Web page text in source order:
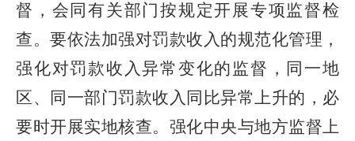
督，会同有关部门按规定开展专项监督检
查。要依法加强对罚款收入的规范化管理，
强化对罚款收入异常变化的监督，同一地
区、同一部门罚款收入同比异常上升的，必
要时开展实地核查。强化中央与地方监督上